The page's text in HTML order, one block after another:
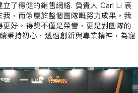
立了穩健的銷售網絡. 負責人 Carl Li 表
，而係屬於整個團隊嘅努力成果。我
好。得獎不僅是榮譽，更是對團隊的
秉持初心，透過創新與專業精神，為寵